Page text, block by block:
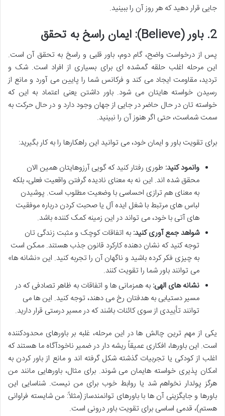
جایی قرار دهید که هر روز آن را ببینید.
2. باور (Believe): ایمان راسخ به تحقق
پس از درخواست واضح، گام دوم، باور قلبی و راسخ به تحقق آن است.
این مرحله اغلب حلقه گمشده ای برای بسیاری از افراد است. شک و
تردید، مقاومت ایجاد می کند و فرکانس شما را پایین می آورد و مانع از
رسیدن خواسته هایتان می شود. باور داشتن یعنی اعتماد به این که
خواسته تان در حال حاضر در جایی از جهان وجود دارد و در حال حرکت به
سمت شماست، حتی اگر هنوز آن را نبینید.
برای تقویت باور و ایمان خود، می توانید این راهکارها را به کار بگیرید:
وانمود کنید: طوری رفتار کنید که گویی آرزوهایتان همین الان
محقق شده اند. این نه به معنای نادیده گرفتن واقعیت فعلی، بلکه
به معنای هم ترازی احساسی با وضعیت مطلوب است. پوشیدن
لباس های مرتبط با شغل ایده آل یا صحبت کردن درباره موفقیت
های آتی با خود، می تواند در این زمینه کمک کننده باشد.
شواهد جمع آوری کنید: به اتفاقات کوچک و مثبت زندگی تان
توجه کنید که نشان دهنده کارکرد قانون جذب هستند. ممکن است
به چیزی فکر کرده باشید و ناگهان آن را تجربه کنید. این «نشانه ها»
می توانند باور شما را تقویت کنند.
نشانه های الهی: به همزمانی ها و اتفاقات به ظاهر تصادفی که در
مسیر دستیابی به هدفتان رخ می دهند، توجه کنید. این ها می
توانند تأییدی از سوی کائنات باشند که در مسیر درستی قرار دارید.
یکی از مهم ترین چالش ها در این مرحله، غلبه بر باورهای محدودکننده
است. این باورها، افکاری عمیقاً ریشه دار در ضمیر ناخودآگاه ما هستند که
اغلب از کودکی یا تجربیات گذشته شکل گرفته اند و مانع از باور کردن به
امکان پذیری خواسته هایمان می شوند. برای مثال، باورهایی مانند من
هرگز پولدار نخواهم شد یا روابط خوب برای من نیست. شناسایی این
باورها و جایگزینی آن ها با باورهای توانمندساز (مثلاً: من شایسته فراوانی
هستم)، قدمی اساسی برای تقویت باور درونی است.